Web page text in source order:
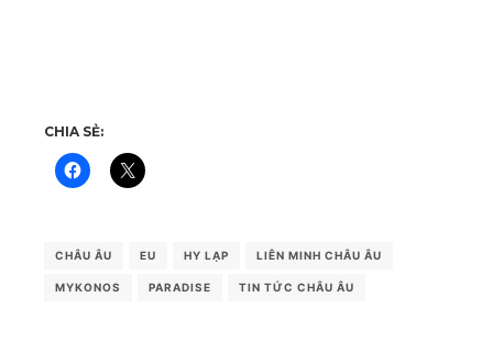
CHIA SẺ:
CHÂU ÂU EU HY LẠP LIÊN MINH CHÂU ÂU
MYKONOS PARADISE TIN TỨC CHÂU ÂU